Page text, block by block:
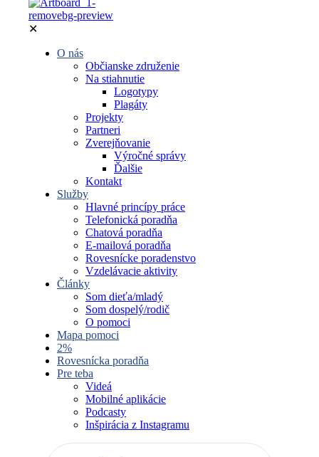
✕
O nás
Občianske združenie
Na stiahnutie
Logotypy
Plagáty
Projekty
Partneri
Zverejňovanie
Výročné správy
Ďalšie
Kontakt
Služby
Hlavné princípy práce
Telefonická poradňa
Chatová poradňa
E-mailová poradňa
Rovesnícke poradenstvo
Vzdelávacie aktivity
Články
Som dieťa/mladý
Som dospelý/rodič
O pomoci
Mapa pomoci
2%
Rovesnícka poradňa
Pre teba
Videá
Mobilné aplikácie
Podcasty
Inšpirácia z Instagramu